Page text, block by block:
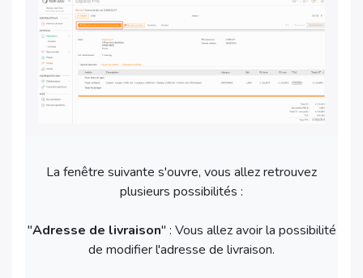
La fenêtre suivante s'ouvre, vous allez retrouvez
plusieurs possibilités :
"Adresse de livraison" : Vous allez avoir la possibilité
de modifier l'adresse de livraison.